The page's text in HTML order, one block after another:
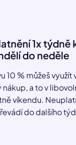
1x týdně
do neděle
10 % můžeš využít
nákup, a to v
víkendu.
do dalšího